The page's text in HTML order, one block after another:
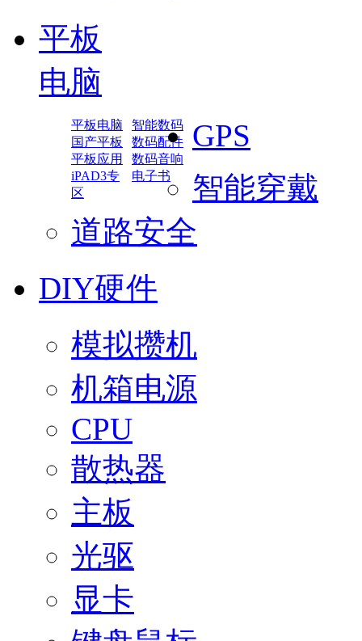
平板
电脑
平板电脑
智能数码
国产平板
数码配件
平板应用
数码音响
iPAD3专
区
电子书
GPS
智能穿戴
道路安全
DIY硬件
模拟攒机
机箱电源
CPU
散热器
主板
光驱
显卡